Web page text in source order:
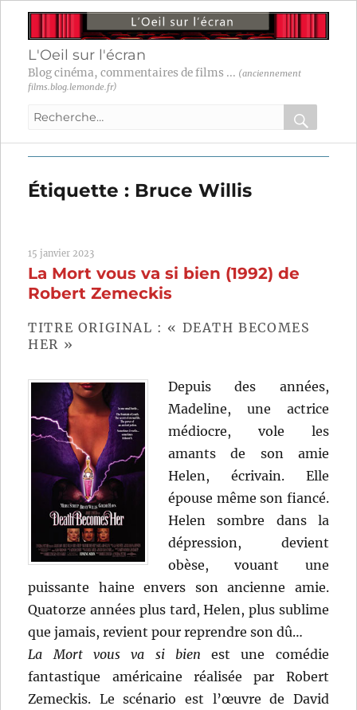
L'Oeil sur l'écran
Blog cinéma, commentaires de films ... (anciennement
films.blog.lemonde.fr)
Recherche
:
OK
Étiquette : Bruce Willis
15 janvier 2023
La Mort vous va si bien (1992) de
Robert Zemeckis
TITRE ORIGINAL : « DEATH BECOMES
HER »
Depuis des années,
Madeline, une actrice
médiocre, vole les
amants de son amie
Helen, écrivain. Elle
épouse même son fiancé.
Helen sombre dans la
dépression, devient
obèse, vouant une
puissante haine envers son ancienne amie.
Quatorze années plus tard, Helen, plus sublime
que jamais, revient pour reprendre son dû…
La Mort vous va si bien est une comédie
fantastique américaine réalisée par Robert
Zemeckis. Le scénario est l’œuvre de David